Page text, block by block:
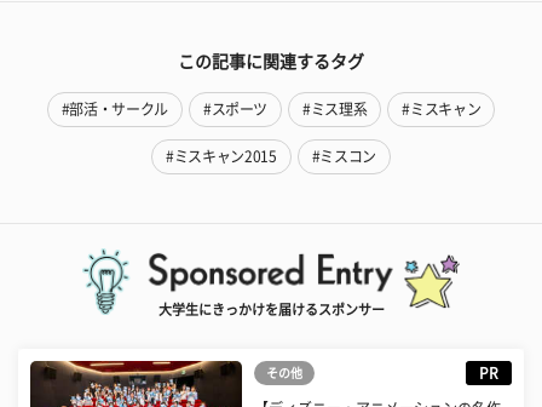
この記事に関連するタグ
#部活・サークル #スポーツ #ミス理系 #ミスキャン
#ミスキャン2015 #ミスコン
大学生にきっかけを届けるスポンサー
その他 PR